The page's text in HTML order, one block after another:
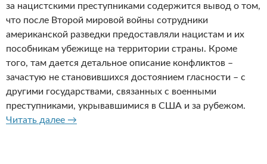
за нацистскими преступниками содержится вывод о том,
что после Второй мировой войны сотрудники
американской разведки предоставляли нацистам и их
пособникам убежище на территории страны. Кроме
того, там дается детальное описание конфликтов –
зачастую не становившихся достоянием гласности – с
другими государствами, связанных с военными
преступниками, укрывавшимися в США и за рубежом.
Читать далее США предоставляли убежище нацистам
→